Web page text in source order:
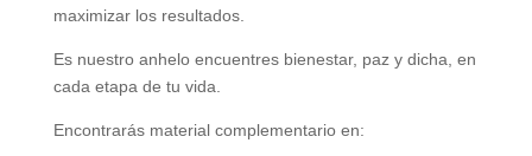
maximizar los resultados.
Es nuestro anhelo encuentres bienestar, paz y dicha, en
cada etapa de tu vida.
Encontrarás material complementario en: